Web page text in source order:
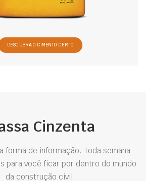
DESCUBRA O CIMENTO CERTO
Cinzenta
forma de informação. Toda semana
para você ficar por dentro do mundo
da construção civil.